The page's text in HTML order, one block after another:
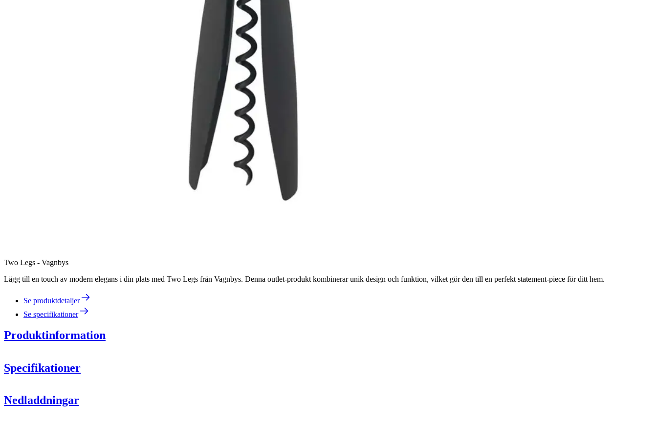
Two Legs - Vagnbys
Lägg till en touch av modern elegans i din plats med Two Legs från Vagnbys. Denna outlet-produkt kombinerar unik design och funktion, vilket gör den till en perfekt statement-piece för ditt hem.
Se produktdetaljer
Se specifikationer
Produktinformation
Specifikationer
Produktnummer436025
Nedladdningar